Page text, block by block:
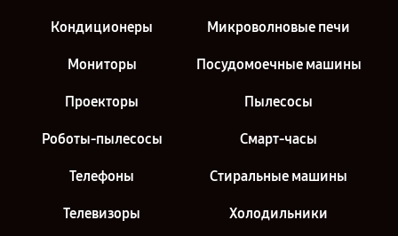
Кондиционеры Микроволновые печи
Мониторы Посудомоечные машины
Проекторы Пылесосы
Роботы-пылесосы Смарт-часы
Телефоны Стиральные машины
Телевизоры Холодильники